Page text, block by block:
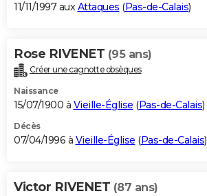
11/11/1997 auxAttaques (Pas-de-Calais)
Rose RIVENET (95 ans)
Créer une cagnotte obsèques
Naissance
15/07/1900 à Vieille-Église (Pas-de-Calais)
Décès
07/04/1996 à Vieille-Église (Pas-de-Calais)
Victor RIVENET (87 ans)